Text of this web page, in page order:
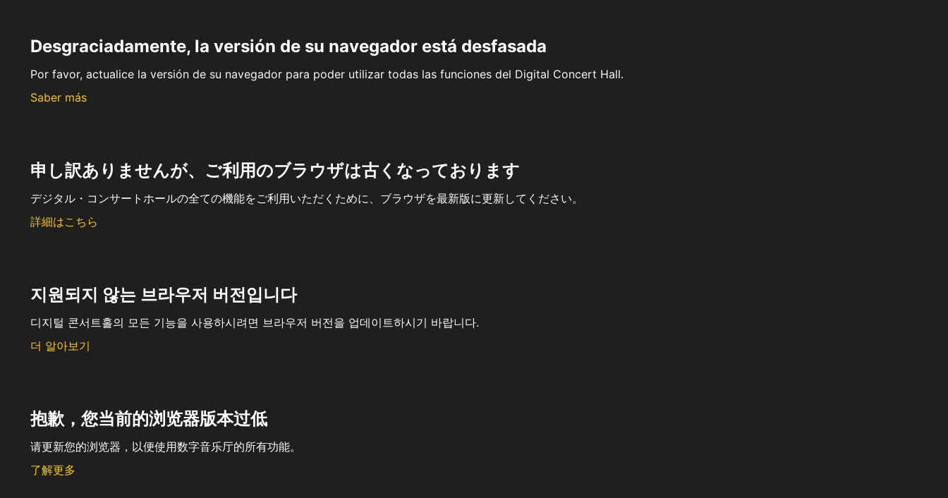
Desgraciadamente, la versión de su navegador está desfasada
Por favor, actualice la versión de su navegador para poder utilizar todas las funciones del Digital Concert Hall.
Saber más
申し訳ありませんが、ご利用のブラウザは古くなっております
デジタル・コンサートホールの全ての機能をご利用いただくために、ブラウザを最新版に更新してください。
詳細はこちら
지원되지 않는 브라우저 버전입니다
디지털 콘서트홀의 모든 기능을 사용하시려면 브라우저 버전을 업데이트하시기 바랍니다.
더 알아보기
抱歉，您当前的浏览器版本过低
请更新您的浏览器，以便使用数字音乐厅的所有功能。
了解更多